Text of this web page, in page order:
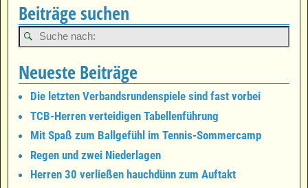
Beiträge suchen
Neueste Beiträge
Die letzten Verbandsrundenspiele sind fast vorbei
TCB-Herren verteidigen Tabellenführung
Mit Spaß zum Ballgefühl im Tennis-Sommercamp
Regen und zwei Niederlagen
Herren 30 verließen hauchdünn zum Auftakt